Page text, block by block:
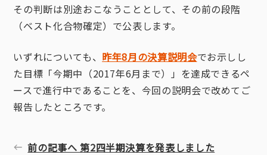
その判断は別途おこなうこととして、その前の段階
（ベスト化合物確定）で公表します。
いずれについても、 昨年8月の決算説明会でお示しし
た目標「今期中（2017年6月まで）」を達成できるペ
ースで進行中であることを、今回の説明会で改めてご
報告したところです。
前の記事へ 第2四半期決算を発表しました